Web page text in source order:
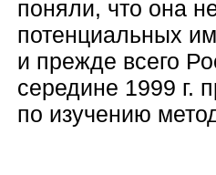
поняли, что она
потенциальных
и прежде всего
середине 1999 г.
по изучению